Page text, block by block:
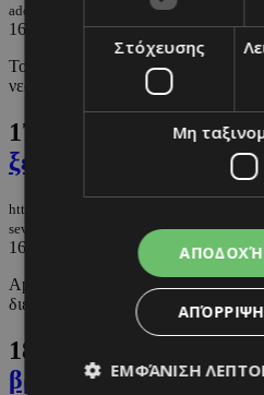
adolescence
16/07/2025|CELEBS
Το 15χρονο αστέρι του
νεότερο υποψήφιο αγόρι στα Emmy's.
17.
Emmy 2025:
ξεχώρισε το «The
https://m.must.com.cy/gr/culture/
severance-xexwrise-to-the-studio
16/07/2025
ENTERTAINMENT
Apple TV+ και HBO Max
διεκδικούν φέτος το χρυσό
18.
βραδιάς
Στόχευσης
Μη
ΕΜΦΆΝΙΣΗ